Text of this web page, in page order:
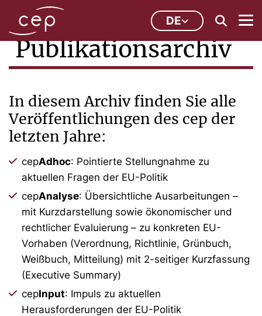
DE
Publikationsarchiv
In diesem Archiv finden Sie alle
Veröffentlichungen des cep der
letzten Jahre:
cepAdhoc: Pointierte Stellungnahme zu
aktuellen Fragen der EU-Politik
cepAnalyse: Übersichtliche Ausarbeitungen –
mit Kurzdarstellung sowie ökonomischer und
rechtlicher Evaluierung – zu konkreten EU-
Vorhaben (Verordnung, Richtlinie, Grünbuch,
Weißbuch, Mitteilung) mit 2-seitiger Kurzfassung
(Executive Summary)
cepInput: Impuls zu aktuellen
Herausforderungen der EU-Politik